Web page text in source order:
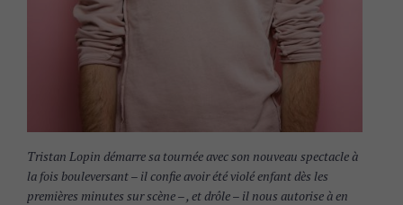
Tristan Lopin démarre sa tournée avec son nouveau spectacle à
la fois bouleversant – il confie avoir été violé enfant dès les
premières minutes sur scène – , et drôle – il nous autorise à en